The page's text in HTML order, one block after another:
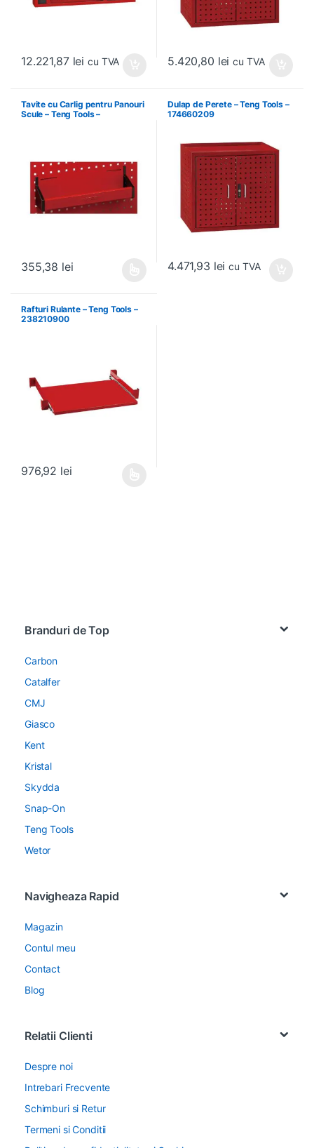
12.221,87 lei cu TVA 5.420,80 lei cu TVA
Tavite cu Carlig pentru Panouri
Scule – Teng Tools –
355,38 lei
Dulap de Perete – Teng Tools –
174660209
4.471,93 lei cu TVA
Rafturi Rulante – Teng Tools –
238210900
976,92 lei
Branduri de Top
Carbon
Catalfer
CMJ
Giasco
Kent
Kristal
Skydda
Snap-On
Teng Tools
Wetor
Navigheaza Rapid
Magazin
Contul meu
Contact
Blog
Relatii Clienti
Despre noi
Intrebari Frecvente
Schimburi si Retur
Termeni si Conditii